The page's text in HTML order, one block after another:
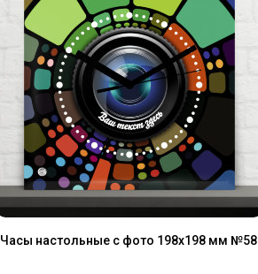
Часы настольные с фото 198х198 мм №58